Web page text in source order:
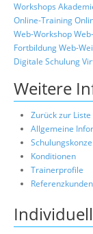
Workshops
Online-Training
Web-Workshop
FortbildungWeb-
Digitale Schulung
Weitere
Zurück zur
Allgemeine
Konditionen
Trainerprofile
Referenzkunden